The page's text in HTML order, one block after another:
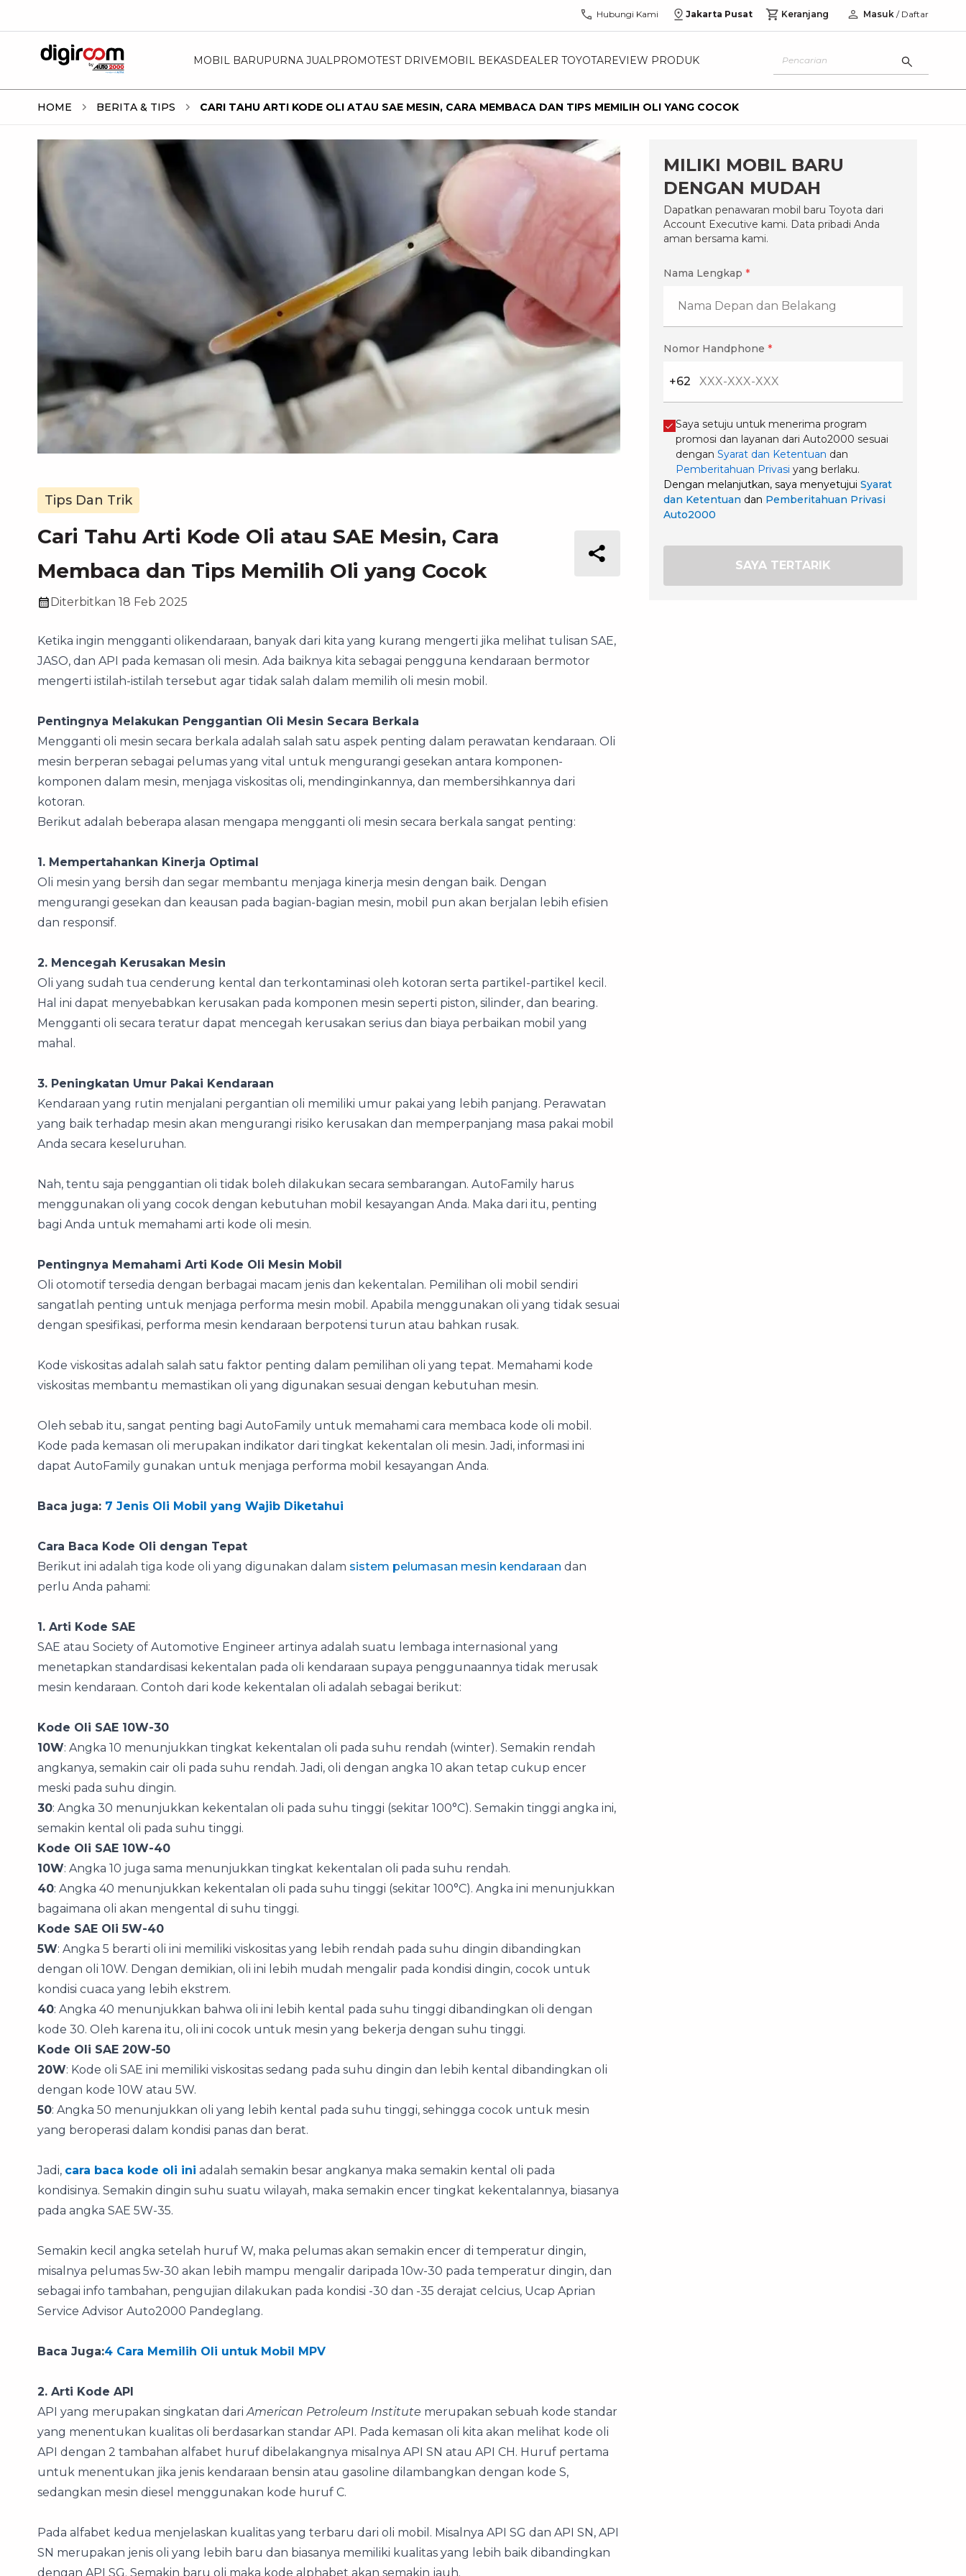
Hubungi Kami Jakarta Pusat Keranjang Masuk / Daftar
MOBIL BARUPURNA JUAL PROMOTEST DRIVEMOBIL BEKASDEALER TOYOTAREVIEW PRODUK
HOME BERITA & TIPS CARI TAHU ARTI KODE OLI ATAU SAE MESIN, CARA MEMBACA DAN TIPS MEMILIH OLI YANG COCOK
Tips Dan Trik
Cari Tahu Arti Kode Oli atau SAE Mesin, Cara
Membaca dan Tips Memilih Oli yang Cocok
Diterbitkan 18 Feb 2025
Ketika ingin mengganti olikendaraan, banyak dari kita yang kurang mengerti jika melihat tulisan SAE,
JASO, dan API pada kemasan oli mesin. Ada baiknya kita sebagai pengguna kendaraan bermotor
mengerti istilah-istilah tersebut agar tidak salah dalam memilih oli mesin mobil.
Pentingnya Melakukan Penggantian Oli Mesin Secara Berkala
Mengganti oli mesin secara berkala adalah salah satu aspek penting dalam perawatan kendaraan. Oli
mesin berperan sebagai pelumas yang vital untuk mengurangi gesekan antara komponen-
komponen dalam mesin, menjaga viskositas oli, mendinginkannya, dan membersihkannya dari
kotoran.
Berikut adalah beberapa alasan mengapa mengganti oli mesin secara berkala sangat penting:
1. Mempertahankan Kinerja Optimal
Oli mesin yang bersih dan segar membantu menjaga kinerja mesin dengan baik. Dengan
mengurangi gesekan dan keausan pada bagian-bagian mesin, mobil pun akan berjalan lebih efisien
dan responsif.
2. Mencegah Kerusakan Mesin
Oli yang sudah tua cenderung kental dan terkontaminasi oleh kotoran serta partikel-partikel kecil.
Hal ini dapat menyebabkan kerusakan pada komponen mesin seperti piston, silinder, dan bearing.
Mengganti oli secara teratur dapat mencegah kerusakan serius dan biaya perbaikan mobil yang
mahal.
3. Peningkatan Umur Pakai Kendaraan
Kendaraan yang rutin menjalani pergantian oli memiliki umur pakai yang lebih panjang. Perawatan
yang baik terhadap mesin akan mengurangi risiko kerusakan dan memperpanjang masa pakai mobil
Anda secara keseluruhan.
Nah, tentu saja penggantian oli tidak boleh dilakukan secara sembarangan. AutoFamily harus
menggunakan oli yang cocok dengan kebutuhan mobil kesayangan Anda. Maka dari itu, penting
bagi Anda untuk memahami arti kode oli mesin.
Pentingnya Memahami Arti Kode Oli Mesin Mobil
Oli otomotif tersedia dengan berbagai macam jenis dan kekentalan. Pemilihan oli mobil sendiri
sangatlah penting untuk menjaga performa mesin mobil. Apabila menggunakan oli yang tidak sesuai
dengan spesifikasi, performa mesin kendaraan berpotensi turun atau bahkan rusak.
Kode viskositas adalah salah satu faktor penting dalam pemilihan oli yang tepat. Memahami kode
viskositas membantu memastikan oli yang digunakan sesuai dengan kebutuhan mesin.
Oleh sebab itu, sangat penting bagi AutoFamily untuk memahami cara membaca kode oli mobil.
Kode pada kemasan oli merupakan indikator dari tingkat kekentalan oli mesin. Jadi, informasi ini
dapat AutoFamily gunakan untuk menjaga performa mobil kesayangan Anda.
Baca juga: 7 Jenis Oli Mobil yang Wajib Diketahui
Cara Baca Kode Oli dengan Tepat
Berikut ini adalah tiga kode oli yang digunakan dalam sistem pelumasan mesin kendaraan dan
perlu Anda pahami:
1. Arti Kode SAE
SAE atau Society of Automotive Engineer artinya adalah suatu lembaga internasional yang
menetapkan standardisasi kekentalan pada oli kendaraan supaya penggunaannya tidak merusak
mesin kendaraan. Contoh dari kode kekentalan oli adalah sebagai berikut:
Kode Oli SAE 10W-30
10W: Angka 10 menunjukkan tingkat kekentalan oli pada suhu rendah (winter). Semakin rendah
angkanya, semakin cair oli pada suhu rendah. Jadi, oli dengan angka 10 akan tetap cukup encer
meski pada suhu dingin.
30: Angka 30 menunjukkan kekentalan oli pada suhu tinggi (sekitar 100°C). Semakin tinggi angka ini,
semakin kental oli pada suhu tinggi.
Kode Oli SAE 10W-40
10W: Angka 10 juga sama menunjukkan tingkat kekentalan oli pada suhu rendah.
40: Angka 40 menunjukkan kekentalan oli pada suhu tinggi (sekitar 100°C). Angka ini menunjukkan
bagaimana oli akan mengental di suhu tinggi.
Kode SAE Oli 5W-40
5W: Angka 5 berarti oli ini memiliki viskositas yang lebih rendah pada suhu dingin dibandingkan
dengan oli 10W. Dengan demikian, oli ini lebih mudah mengalir pada kondisi dingin, cocok untuk
kondisi cuaca yang lebih ekstrem.
40: Angka 40 menunjukkan bahwa oli ini lebih kental pada suhu tinggi dibandingkan oli dengan
kode 30. Oleh karena itu, oli ini cocok untuk mesin yang bekerja dengan suhu tinggi.
Kode Oli SAE 20W-50
20W: Kode oli SAE ini memiliki viskositas sedang pada suhu dingin dan lebih kental dibandingkan oli
dengan kode 10W atau 5W.
50: Angka 50 menunjukkan oli yang lebih kental pada suhu tinggi, sehingga cocok untuk mesin
yang beroperasi dalam kondisi panas dan berat.
Jadi, cara baca kode oli ini adalah semakin besar angkanya maka semakin kental oli pada
kondisinya. Semakin dingin suhu suatu wilayah, maka semakin encer tingkat kekentalannya, biasanya
pada angka SAE 5W-35.
Semakin kecil angka setelah huruf W, maka pelumas akan semakin encer di temperatur dingin,
misalnya pelumas 5w-30 akan lebih mampu mengalir daripada 10w-30 pada temperatur dingin, dan
sebagai info tambahan, pengujian dilakukan pada kondisi -30 dan -35 derajat celcius, Ucap Aprian
Service Advisor Auto2000 Pandeglang.
Baca Juga:4 Cara Memilih Oli untuk Mobil MPV
2. Arti Kode API
API yang merupakan singkatan dari American Petroleum Institute merupakan sebuah kode standar
yang menentukan kualitas oli berdasarkan standar API. Pada kemasan oli kita akan melihat kode oli
API dengan 2 tambahan alfabet huruf dibelakangnya misalnya API SN atau API CH. Huruf pertama
untuk menentukan jika jenis kendaraan bensin atau gasoline dilambangkan dengan kode S,
sedangkan mesin diesel menggunakan kode huruf C.
Pada alfabet kedua menjelaskan kualitas yang terbaru dari oli mobil. Misalnya API SG dan API SN, API
SN merupakan jenis oli yang lebih baru dan biasanya memiliki kualitas yang lebih baik dibandingkan
dengan API SG. Semakin baru oli maka kode alphabet akan semakin jauh.
MILIKI MOBIL BARU
DENGAN MUDAH
Dapatkan penawaran mobil baru Toyota dari
Account Executive kami. Data pribadi Anda
aman bersama kami.
Nama Lengkap *
Nomor Handphone *
+62
Saya setuju untuk menerima program
promosi dan layanan dari Auto2000 sesuai
dengan Syarat dan Ketentuan dan
Pemberitahuan Privasi yang berlaku.
Dengan melanjutkan, saya menyetujui Syarat
dan Ketentuan dan Pemberitahuan Privasi
Auto2000
SAYA TERTARIK